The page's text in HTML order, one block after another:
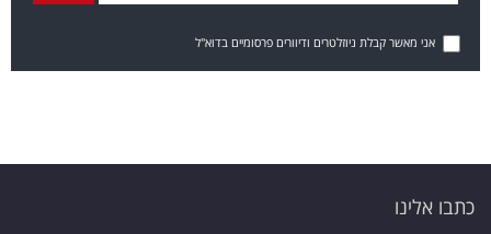
אני מאשר קבלת ניוזלטרים ודיוורים פרסומיים בדוא"ל
כתבו אלינו